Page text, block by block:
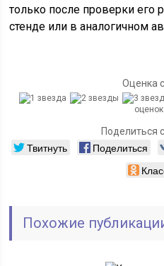
только после проверки его
стенде или в аналогичном
Оценка
Поделиться
Твитнуть Поделиться
Похожие